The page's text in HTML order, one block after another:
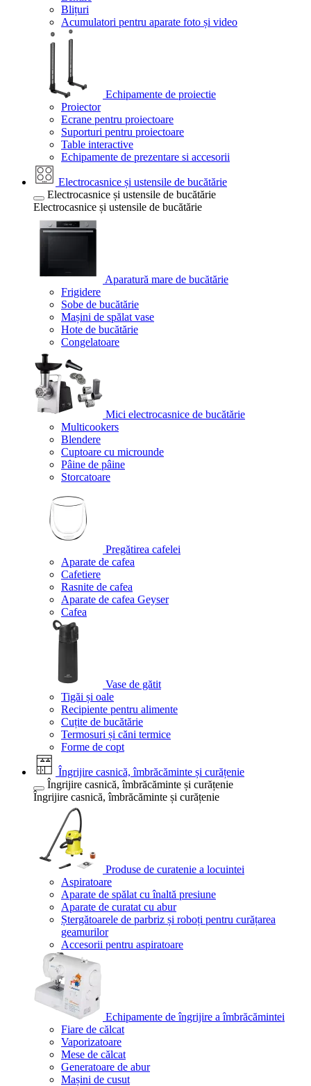
Blițuri
Acumulatori pentru aparate foto și video
Echipamente de proiectie
Proiector
Ecrane pentru proiectoare
Suporturi pentru proiectoare
Table interactive
Echipamente de prezentare si accesorii
Electrocasnice și ustensile de bucătărie
Electrocasnice și ustensile de bucătărie
Electrocasnice și ustensile de bucătărie
Aparatură mare de bucătărie
Frigidere
Sobe de bucătărie
Mașini de spălat vase
Hote de bucătărie
Congelatoare
Mici electrocasnice de bucătărie
Multicookers
Blendere
Cuptoare cu microunde
Pâine de pâine
Storcatoare
Pregătirea cafelei
Aparate de cafea
Cafetiere
Rasnite de cafea
Aparate de cafea Geyser
Cafea
Vase de gătit
Tigăi și oale
Recipiente pentru alimente
Cuțite de bucătărie
Termosuri și căni termice
Forme de copt
Îngrijire casnică, îmbrăcăminte și curățenie
Îngrijire casnică, îmbrăcăminte și curățenie
Îngrijire casnică, îmbrăcăminte și curățenie
Produse de curatenie a locuintei
Aspiratoare
Aparate de spălat cu înaltă presiune
Aparate de curatat cu abur
Ștergătoarele de parbriz și roboți pentru curățarea
geamurilor
Accesorii pentru aspiratoare
Echipamente de îngrijire a îmbrăcămintei
Fiare de călcat
Vaporizatoare
Mese de călcat
Generatoare de abur
Mașini de cusut